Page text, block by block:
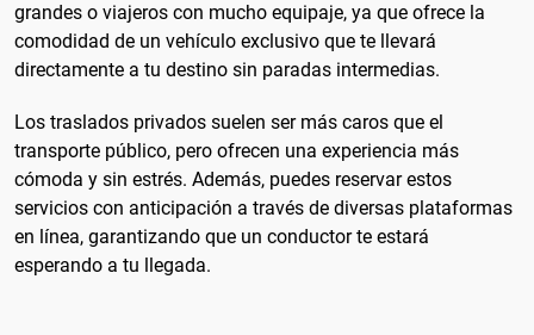
grandes o viajeros con mucho equipaje, ya que ofrece la
comodidad de un vehículo exclusivo que te llevará
directamente a tu destino sin paradas intermedias.
Los traslados privados suelen ser más caros que el
transporte público, pero ofrecen una experiencia más
cómoda y sin estrés. Además, puedes reservar estos
servicios con anticipación a través de diversas plataformas
en línea, garantizando que un conductor te estará
esperando a tu llegada.